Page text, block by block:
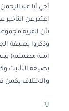
أخي أبا عبدالرحمن
اعتذر عن
بأن القرية
وذكروا بصيغة
آمنة مطمئنة)
بصيغة التأنيث
والاختلاف
رد